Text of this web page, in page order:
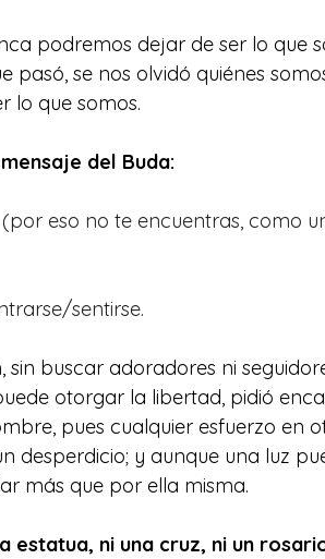
podremos dejar de ser lo que
pasó, se nos olvidó quiénes
lo que somos.
del Buda:
eso no te encuentras, como
sentirse.
sin buscar adoradores ni
otorgar la libertad, pidió
pues cualquier esfuerzo en
desperdicio; y aunque una luz
más que por ella misma.
estatua, ni una cruz, ni un